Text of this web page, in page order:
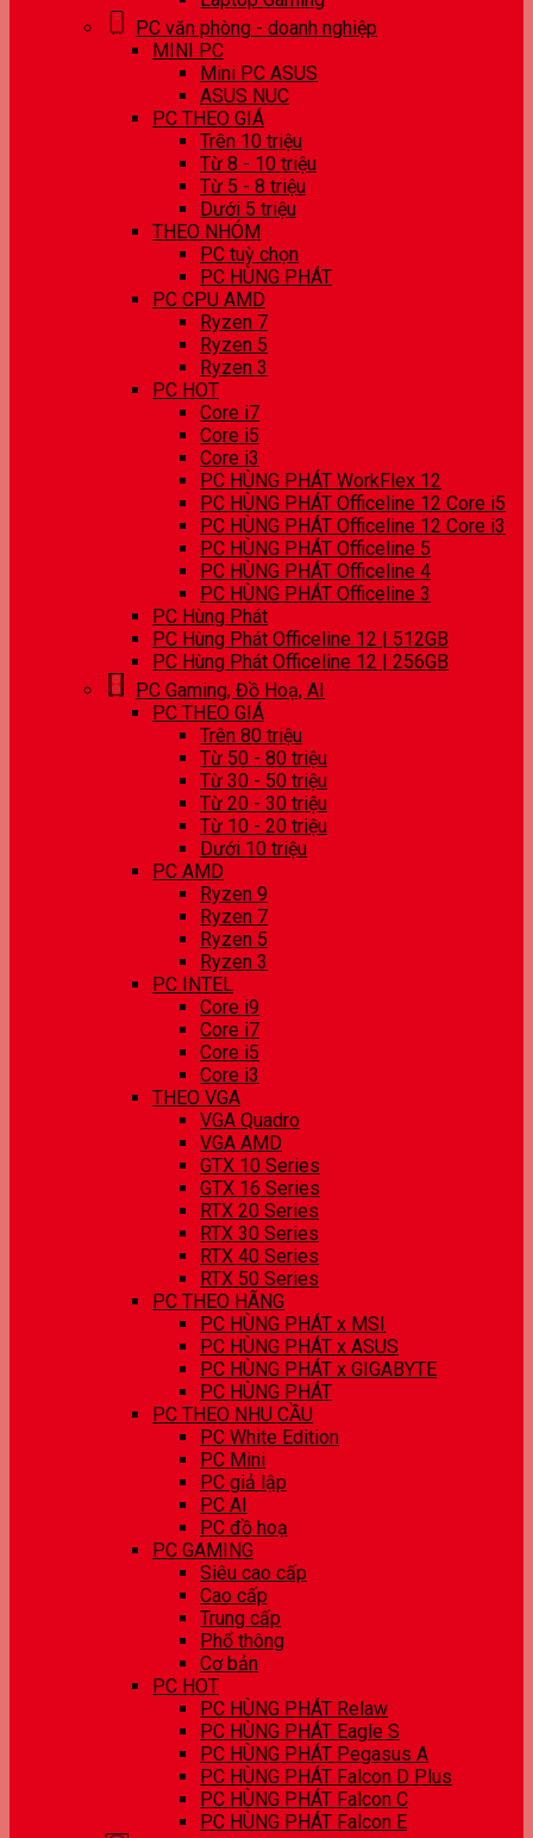
PC văn phòng - doanh nghiệp
MINI PC
Mini PC ASUS
ASUS NUC
PC THEO GIÁ
Trên 10 triệu
Từ 8 - 10 triệu
Từ 5 - 8 triệu
Dưới 5 triệu
THEO NHÓM
PC tuỳ chọn
PC HÙNG PHÁT
PC CPU AMD
Ryzen 7
Ryzen 5
Ryzen 3
PC HOT
Core i7
Core i5
Core i3
PC HÙNG PHÁT WorkFlex 12
PC HÙNG PHÁT Officeline 12 Core i5
PC HÙNG PHÁT Officeline 12 Core i3
PC HÙNG PHÁT Officeline 5
PC HÙNG PHÁT Officeline 4
PC HÙNG PHÁT Officeline 3
PC Hùng Phát
PC Hùng Phát Officeline 12 | 512GB
PC Hùng Phát Officeline 12 | 256GB
PC Gaming, Đồ Hoạ, AI
PC THEO GIÁ
Trên 80 triệu
Từ 50 - 80 triệu
Từ 30 - 50 triệu
Từ 20 - 30 triệu
Từ 10 - 20 triệu
Dưới 10 triệu
PC AMD
Ryzen 9
Ryzen 7
Ryzen 5
Ryzen 3
PC INTEL
Core i9
Core i7
Core i5
Core i3
THEO VGA
VGA Quadro
VGA AMD
GTX 10 Series
GTX 16 Series
RTX 20 Series
RTX 30 Series
RTX 40 Series
RTX 50 Series
PC THEO HÃNG
PC HÙNG PHÁT x MSI
PC HÙNG PHÁT x ASUS
PC HÙNG PHÁT x GIGABYTE
PC HÙNG PHÁT
PC THEO NHU CẦU
PC White Edition
PC Mini
PC giả lập
PC AI
PC đồ hoạ
PC GAMING
Siêu cao cấp
Cao cấp
Trung cấp
Phổ thông
Cơ bản
PC HOT
PC HÙNG PHÁT Relaw
PC HÙNG PHÁT Eagle S
PC HÙNG PHÁT Pegasus A
PC HÙNG PHÁT Falcon D Plus
PC HÙNG PHÁT Falcon C
PC HÙNG PHÁT Falcon E